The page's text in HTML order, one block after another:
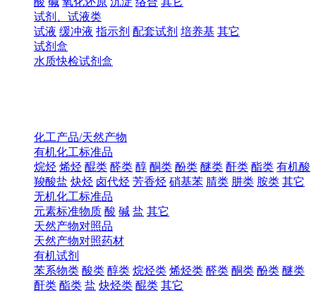
试剂、试液类
试液 缓冲液 指示剂 配套试剂 培养基 其它
试剂盒
水质快检试剂盒
化工产品/天然产物
有机化工标准品
烷烃 烯烃 醌类 醛类 醇 酮类 酚类 醚类 酐类 酯类 有机酸
羧酸盐 炔烃 卤代烃 芳香烃 硝基苯 腈类 肼类 胺类 其它
无机化工标准品
元素标准物质 酸 碱 盐 其它
天然产物对照品
天然产物对照药材
有机试剂
苯系物类 酸类 醇类 烷烃类 烯烃类 醛类 酮类 酚类 醚类
酐类 酯类 盐 炔烃类 醌类 其它